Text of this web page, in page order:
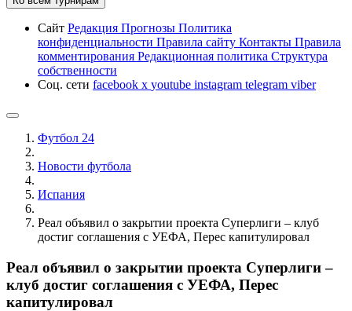
Сайт Редакция Прогнозы Политика
конфиденциальности Правила сайту Контакты Правила
комментирования Редакционная политика Структура
собственности
Соц. сети facebook x youtube instagram telegram viber
Футбол 24
Новости футбола
Испания
Реал объявил о закрытии проекта Суперлиги – клуб
достиг соглашения с УЕФА, Перес капитулировал
Реал объявил о закрытии проекта Суперлиги –
клуб достиг соглашения с УЕФА, Перес
капитулировал